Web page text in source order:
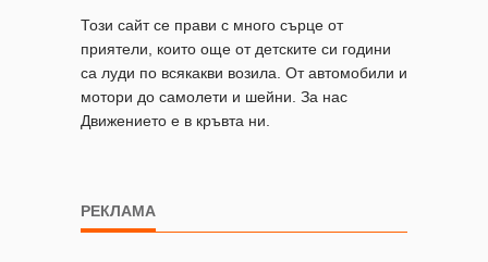
Този сайт се прави с много сърце от
приятели, които още от детските си години
са луди по всякакви возила. От автомобили и
мотори до самолети и шейни. За нас
Движението е в кръвта ни.
РЕКЛАМА